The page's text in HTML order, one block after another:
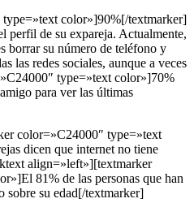
color»]90%[/textmarker]
perfil de su expareja. Actualmente,
borrar su número de teléfono y
las redes sociales, aunque a veces
type=»text color»]70%
para ver las últimas
color=»C24000″ type=»text
dicen que internet no tiene
align=»left»][textmarker
81% de las personas que han
sobre su edad[/textmarker]